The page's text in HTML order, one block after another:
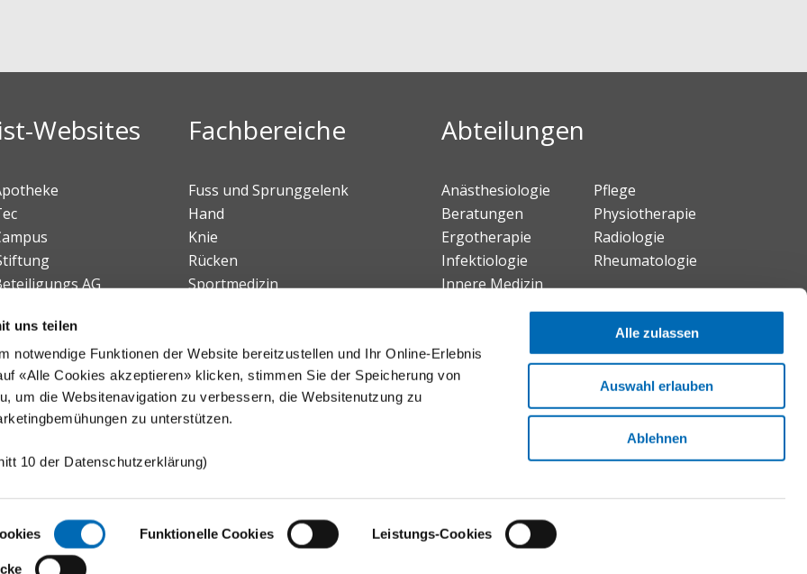
uns teilen
notwendige Funktionen der Website bereitzustellen und Ihr Online-Erlebnis
«Alle Cookies akzeptieren» klicken, stimmen Sie der Speicherung von
um die Websitenavigation zu verbessern, die Websitenutzung zu
zu unterstützen.
10 der Datenschutzerklärung)
Funktionelle Cookies Leistungs-Cookies
Alle zulassen
Auswahl erlauben
Ablehnen
Websites
AG
Fachbereiche
Fuss und Sprunggelenk
Hand
Knie
Rücken
Sportmedizin
Chiropraktische Medizin
Zentrum für Paraplegie
Abteilungen
Anästhesiologie
Beratungen
Ergotherapie
Infektiologie
Innere Medizin
Neuro-Urologie
Pflege
Physiotherapie
Radiologie
Rheumatologie